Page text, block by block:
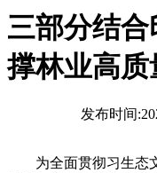
三部分结
撑林业高质
发布时间
为全面贯彻习生态文